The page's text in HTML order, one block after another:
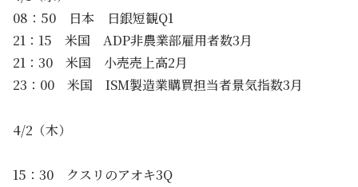
08：50 日本 日銀短観Q1
21：15 米国 ADP非農業部雇用者数3月
21：30 米国 小売売上高2月
23：00 米国 ISM製造業購買担当者景気指数3月
4/2（木）
15：30 クスリのアオキ3Q